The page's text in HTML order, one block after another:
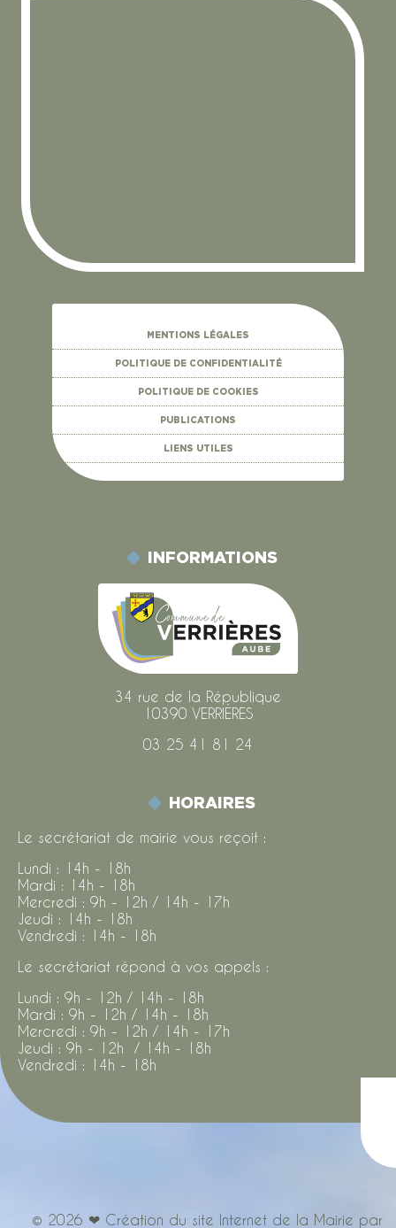
MENTIONS LÉGALES
POLITIQUE DE CONFIDENTIALITÉ
POLITIQUE DE COOKIES
PUBLICATIONS
LIENS UTILES
INFORMATIONS
34 rue de la République
10390 VERRIÈRES
03 25 41 81 24
HORAIRES
Le secrétariat de mairie vous reçoit :
Lundi : 14h - 18h
Mardi : 14h - 18h
Mercredi : 9h - 12h / 14h - 17h
Jeudi : 14h - 18h
Vendredi : 14h - 18h
Le secrétariat répond à vos appels :
Lundi : 9h - 12h / 14h - 18h
Mardi : 9h - 12h / 14h - 18h
Mercredi : 9h - 12h / 14h - 17h
Jeudi : 9h - 12h / 14h - 18h
Vendredi : 14h - 18h
© 2026 ❤ Création du site Internet de la Mairie par